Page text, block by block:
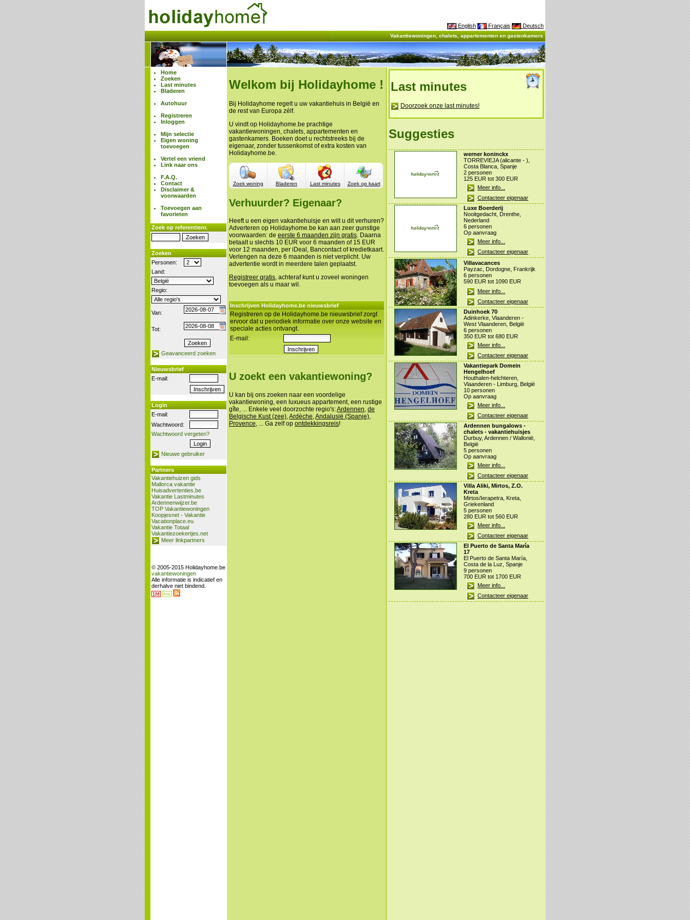
English Français Deutsch
Vakantiewoningen, chalets, appartementen en gastenkamers
Home
Zoeken
Last minutes
Bladeren
Autohuur
Registreren
Inloggen
Mijn selectie
Eigen woning
toevoegen
Vertel een vriend
Link naar ons
F.A.Q.
Contact
Disclaimer &
voorwaarden
Toevoegen aan
favorieten
Zoek op referentienr.
Zoeken
Personen:
Land:
Regio:
Van:
Tot:
Geavanceerd zoeken
Nieuwsbrief
E-mail:
Login
E-mail:
Wachtwoord:
Wachtwoord vergeten?
Nieuwe gebruiker
Partners
Vakantiehuizen gids
Mallorca vakantie
Huisadvertenties.be
Vakantie Lastminutes
Ardennenwijzer.be
TOP Vakantiewoningen
Koopjesnet - Vakantie
Vacationplace.eu
Vakantie Totaal
Vakantiezoekertjes.net
Meer linkpartners
© 2005-2015 Holidayhome.be
vakantiewoningen
Alle informatie is indicatief en
derhalve niet bindend.
Welkom bij Holidayhome !
Bij Holidayhome regelt u uw vakantiehuis in België en
de rest van Europa zélf.
U vindt op Holidayhome.be prachtige
vakantiewoningen, chalets, appartementen en
gastenkamers. Boeken doet u rechtstreeks bij de
eigenaar, zonder tussenkomst of extra kosten van
Holidayhome.be.
Zoek woning Bladeren Last minutes Zoek op kaart
Verhuurder? Eigenaar?
Heeft u een eigen vakantiehuisje en wilt u dit verhuren?
Adverteren op Holidayhome.be kan aan zeer gunstige
voorwaarden: de eerste 6 maanden zijn gratis. Daarna
betaalt u slechts 10 EUR voor 6 maanden of 15 EUR
voor 12 maanden, per iDeal, Bancontact of kredietkaart.
Verlengen na deze 6 maanden is niet verplicht. Uw
advertentie wordt in meerdere talen geplaatst.
Registreer gratis, achteraf kunt u zoveel woningen
toevoegen als u maar wil.
Inschrijven Holidayhome.be nieuwsbrief
Registreren op de Holidayhome.be nieuwsbrief zorgt
ervoor dat u periodiek informatie over onze website en
speciale acties ontvangt.
E-mail:
U zoekt een vakantiewoning?
U kan bij ons zoeken naar een voordelige
vakantiewoning, een luxueus appartement, een rustige
gîte, ... Enkele veel doorzochte regio's:Ardennen de
Belgische Kust (zee) Ardèche Andalusië (Spanje)
Provence , ... Ga zelf op ontdekkingsreis!
Last minutes
Doorzoek onze last minutes!
Suggesties
werner koninckx
TORREVIEJA (alicante - ),
Costa Blanca, Spanje
2 personen
125 EUR tot 300 EUR
Meer info...
Contacteer eigenaar
Luxe Boerderij
Nooitgedacht, Drenthe,
Nederland
6 personen
Op aanvraag
Meer info...
Contacteer eigenaar
Villavacances
Payzac, Dordogne, Frankrijk
6 personen
590 EUR tot 1090 EUR
Meer info...
Contacteer eigenaar
Duinhoek 70
Adinkerke, Vlaanderen -
West Vlaanderen, België
6 personen
350 EUR tot 680 EUR
Meer info...
Contacteer eigenaar
Vakantiepark Domein
Hengelhoef
Houthalen-helchteren,
Vlaanderen - Limburg, België
10 personen
Op aanvraag
Meer info...
Contacteer eigenaar
Ardennen bungalows -
chalets - vakantiehuisjes
Durbuy, Ardennen / Wallonië,
België
5 personen
Op aanvraag
Meer info...
Contacteer eigenaar
Villa Aliki, Mirtos, Z.O.
Kreta
Mirtos/Ierapetra, Kreta,
Griekenland
5 personen
280 EUR tot 560 EUR
Meer info...
Contacteer eigenaar
El Puerto de Santa María
17
El Puerto de Santa María,
Costa de la Luz, Spanje
9 personen
700 EUR tot 1700 EUR
Meer info...
Contacteer eigenaar